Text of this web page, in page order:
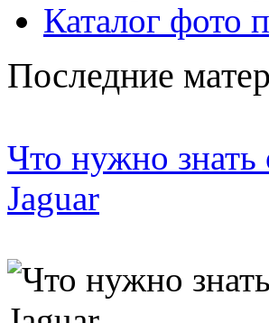
Каталог фото
Последние
Что нужно знать
Jaguar